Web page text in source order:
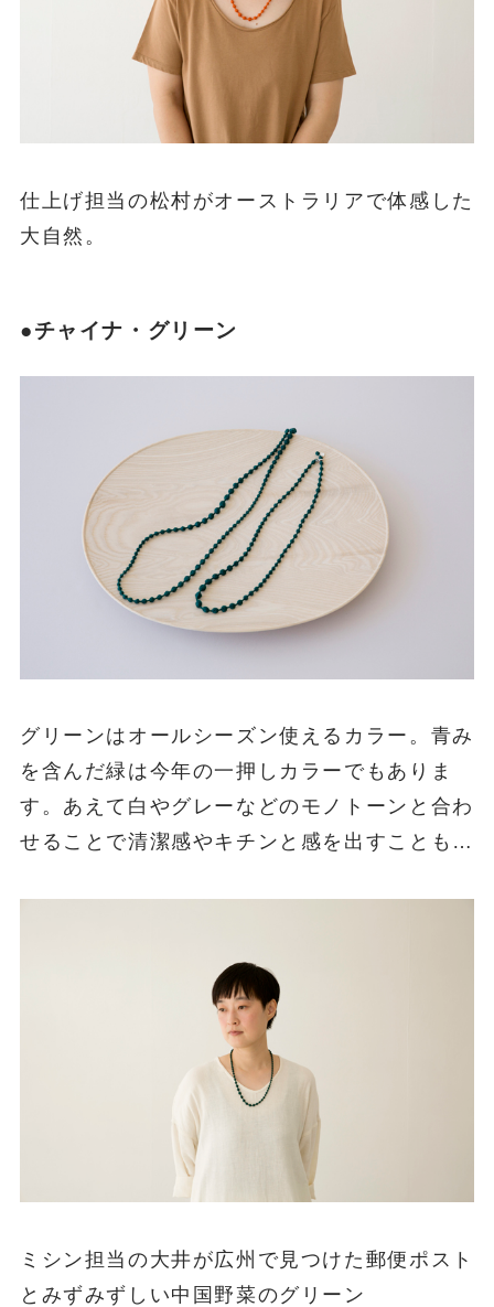
仕上げ担当の松村がオーストラリアで体感した
大自然。
●チャイナ・グリーン
グリーンはオールシーズン使えるカラー。青み
を含んだ緑は今年の一押しカラーでもありま
す。あえて白やグレーなどのモノトーンと合わ
せることで清潔感やキチンと感を出すことも…
ミシン担当の大井が広州で見つけた郵便ポスト
とみずみずしい中国野菜のグリーン